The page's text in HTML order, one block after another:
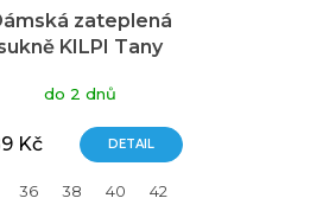
zateplená
KILPI Tany
do 2 dnů
Kč DETAIL
36 38 40 42